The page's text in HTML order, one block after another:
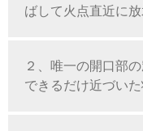
ばして火点直近に放
２、唯一の開口部
できるだけ近づい